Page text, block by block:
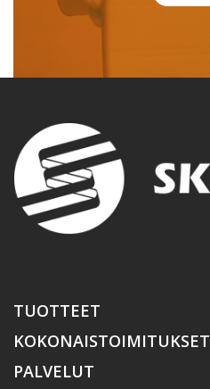
TUOTTEET
KOKONAISTOIMITUKSET
PALVELUT